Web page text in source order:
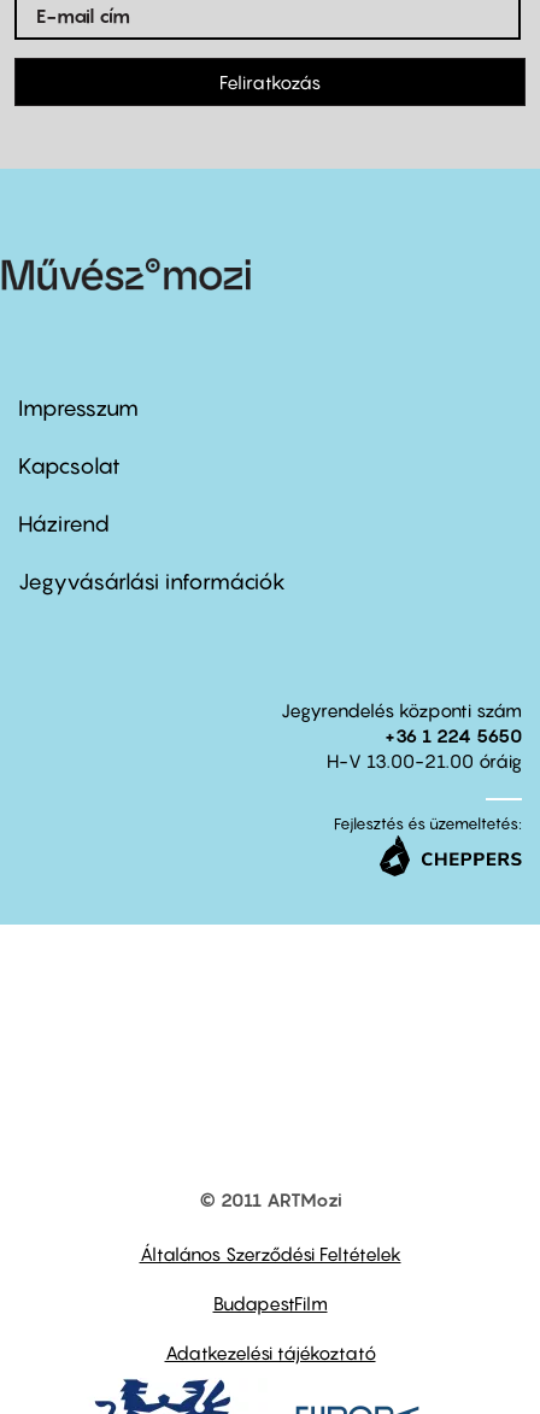
Feliratkozás
Footer
first
Impresszum
Kapcsolat
Footer
second
Házirend
Jegyvásárlási információk
Jegyrendelés központi szám
+36 1 224 5650
H-V 13.00-21.00 óráig
Fejlesztés és üzemeltetés:
© 2011 ARTMozi
Általános Szerződési Feltételek
BudapestFilm
Adatkezelési tájékoztató